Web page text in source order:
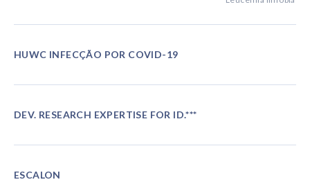
HUWC INFECÇÃO POR COVID-19
DEV. RESEARCH EXPERTISE FOR ID.***
ESCALON